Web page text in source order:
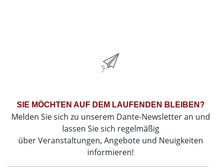
SIE MÖCHTEN AUF DEM LAUFENDEN BLEIBEN?
Melden Sie sich zu unserem Dante-Newsletter an und
lassen Sie sich regelmäßig
über Veranstaltungen, Angebote und Neuigkeiten
informieren!